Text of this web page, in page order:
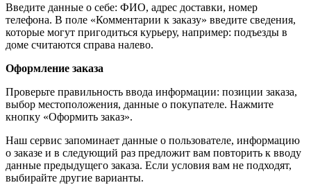
Введите данные о себе: ФИО, адрес доставки, номер
телефона. В поле «Комментарии к заказу» введите сведения,
которые могут пригодиться курьеру, например: подъезды в
доме считаются справа налево.
Оформление заказа
Проверьте правильность ввода информации: позиции заказа,
выбор местоположения, данные о покупателе. Нажмите
кнопку «Оформить заказ».
Наш сервис запоминает данные о пользователе, информацию
о заказе и в следующий раз предложит вам повторить к вводу
данные предыдущего заказа. Если условия вам не подходят,
выбирайте другие варианты.